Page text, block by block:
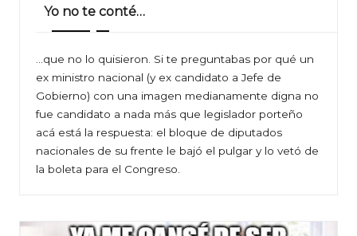
Yo no te conté…
…que no lo quisieron. Si te preguntabas por qué un
ex ministro nacional (y ex candidato a Jefe de
Gobierno) con una imagen medianamente digna no
fue candidato a nada más que legislador porteño
acá está la respuesta: el bloque de diputados
nacionales de su frente le bajó el pulgar y lo vetó de
la boleta para el Congreso.